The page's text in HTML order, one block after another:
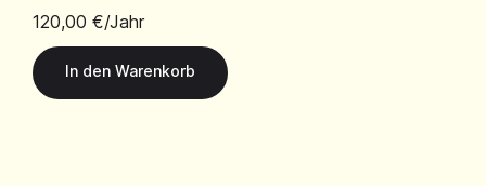
120,00 €/Jahr